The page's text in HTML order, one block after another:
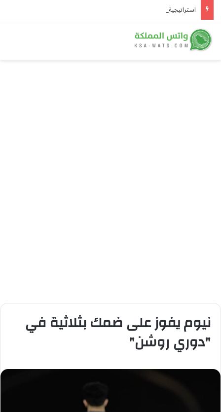
استراتيجية التحالف: سمو ولي العهد أنموذجًا
نيوم يفوز على ضمك بثلاثية في
"دوري روشن"